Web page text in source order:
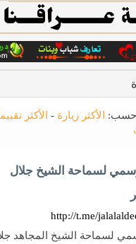
حسب: الأكثر زيارة - الأكثر
لسماحة الشيخ جلال
http://t.me/
لسماحة الشيخ المجاهد